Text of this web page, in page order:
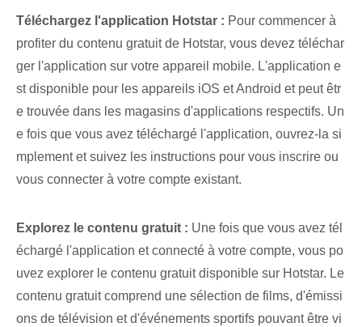
Téléchargez l'application Hotstar : Pour commencer à
profiter du contenu gratuit de Hotstar, vous devez téléchar
ger l'application sur votre appareil mobile. L'application e
st disponible pour les appareils iOS et Android et peut êtr
e trouvée dans les magasins d'applications respectifs. Un
e fois que vous avez téléchargé l'application, ouvrez-la si
mplement et suivez les instructions pour ⁢vous inscrire ou
vous connecter ⁢à votre compte existant.
Explorez le contenu gratuit : Une fois que vous avez tél
échargé l'application et connecté à votre compte, vous po
uvez explorer le contenu gratuit disponible sur Hotstar. Le
contenu gratuit comprend une sélection de films, d'émissi
ons de télévision et d'événements sportifs pouvant être vi